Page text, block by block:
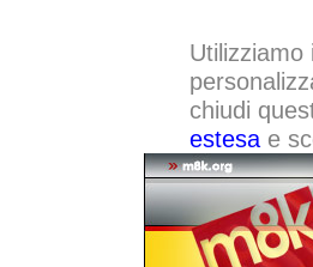
chiudi
estesae